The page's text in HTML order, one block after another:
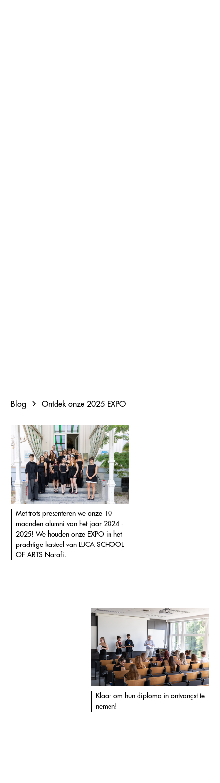
Blog Ontdek onze 2025 EXPO
Met trots presenteren we onze 10
maanden alumni van het jaar 2024 -
2025! We houden onze EXPO in het
prachtige kasteel van LUCA SCHOOL
OF ARTS Narafi.
Klaar om hun diploma in ontvangst te
nemen!